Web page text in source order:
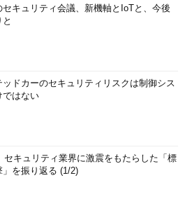
とになる。
手してもよく、どんな方法で相手に
た。では、公開鍵を受け取った人は、
主を確かめるのだろうか？
開鍵に対応した秘密鍵の持ち主）を
証明書」というものが存在し、その証
証局」という。Aさんの公開鍵を受け
の中に公開鍵が含まれた形になってい
がないか、そしてその証明書を発行し
局かどうかで確認するということにな
セキュリティ会議、新機軸とIoTと、今後
ッドカーのセキュリティリスクは制御シス
ではない
セキュリティ業界に激震をもたらした「標
」を振り返る (1/2)